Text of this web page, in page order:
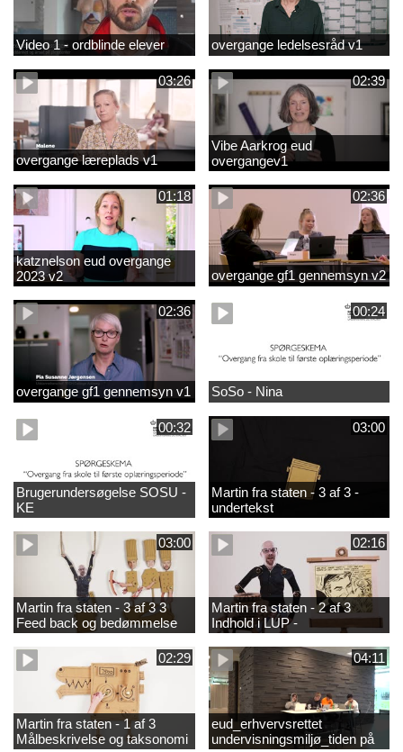
Video 1 - ordblinde elever overgange ledelsesråd v1
03:26
overgange læreplads v1
02:39
Vibe Aarkrog eud
overgangev1
01:18
katznelson eud overgange
2023 v2
02:36
overgange gf1 gennemsyn v2
02:36
overgange gf1 gennemsyn v1
00:24
SoSo - Nina
00:32
Brugerundersøgelse SOSU -
KE
03:00
Martin fra staten - 3 af 3 -
undertekst
03:00
Martin fra staten - 3 af 3 3
Feed back og bedømmelse
02:16
Martin fra staten - 2 af 3
Indhold i LUP -
helhedsorientering og
differentiering
02:29
Martin fra staten - 1 af 3
Målbeskrivelse og taksonomi
04:11
eud_erhvervsrettet
undervisningsmiljø_tiden på